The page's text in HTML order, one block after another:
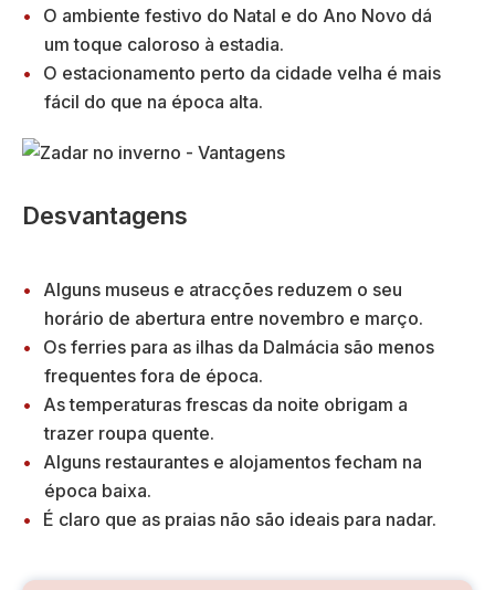
O ambiente festivo do Natal e do Ano Novo dá
um toque caloroso à estadia.
O estacionamento perto da cidade velha é mais
fácil do que na época alta.
Desvantagens
Alguns museus e atracções reduzem o seu
horário de abertura entre novembro e março.
Os ferries para as ilhas da Dalmácia são menos
frequentes fora de época.
As temperaturas frescas da noite obrigam a
trazer roupa quente.
Alguns restaurantes e alojamentos fecham na
época baixa.
É claro que as praias não são ideais para nadar.